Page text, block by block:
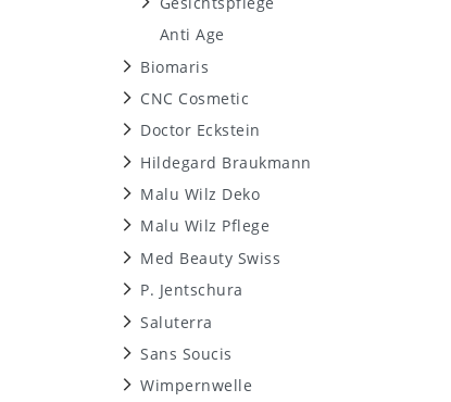
Anti Age
Biomaris
CNC Cosmetic
Doctor Eckstein
Hildegard Braukmann
Malu Wilz Deko
Malu Wilz Pflege
Med Beauty Swiss
P. Jentschura
Saluterra
Sans Soucis
Wimpernwelle